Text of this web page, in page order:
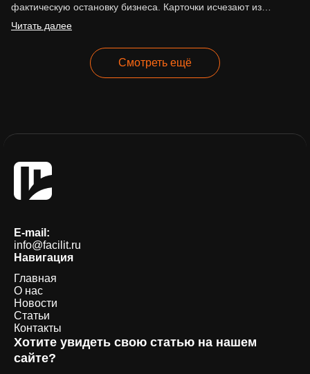
фактическую остановку бизнеса. Карточки исчезают из
выдачи, реклама перестаёт работать,…
Читать далее
Смотреть ещё
E-mail:
info@facilit.ru
Навигация
Главная
О нас
Новости
Статьи
Контакты
Хотите увидеть свою статью на нашем
сайте?